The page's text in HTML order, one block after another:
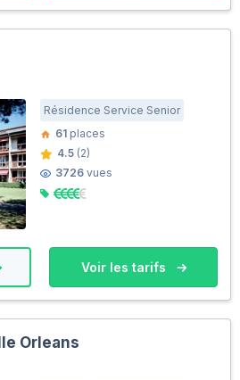
Résidence Service Senior
61 places
4.5 (2)
3726 vues
Voir les tarifs
Orleans